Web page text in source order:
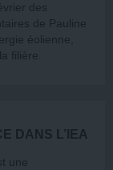
des
de Pauline
éolienne,
filière.
DANS L’IEA
une